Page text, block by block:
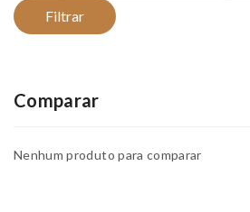
Filtrar
Comparar
Nenhum produto para comparar